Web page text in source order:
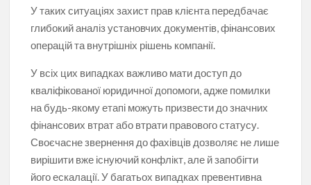
У таких ситуаціях захист прав клієнта передбачає
глибокий аналіз установчих документів, фінансових
операцій та внутрішніх рішень компанії.
У всіх цих випадках важливо мати доступ до
кваліфікованої юридичної допомоги, адже помилки
на будь-якому етапі можуть призвести до значних
фінансових втрат або втрати правового статусу.
Своєчасне звернення до фахівців дозволяє не лише
вирішити вже існуючий конфлікт, але й запобігти
його ескалації. У багатьох випадках превентивна